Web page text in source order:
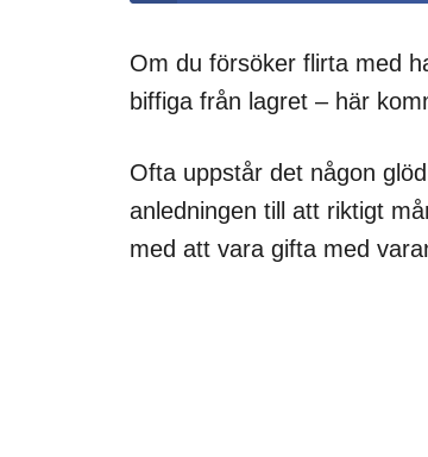
Om du försöker flirta med
biffiga från lagret – här
Ofta uppstår det någon
anledningen till att riktigt
med att vara gifta med